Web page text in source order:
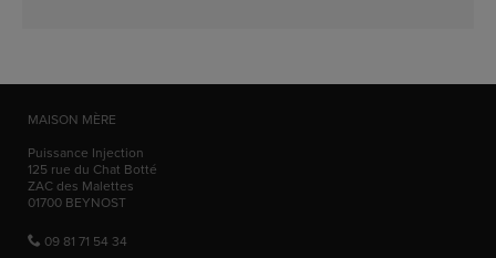
MAISON MÈRE
Puissance Injection
125 rue du Chat Botté
ZAC des Malettes
01700 BEYNOST
09 81 71 54 34